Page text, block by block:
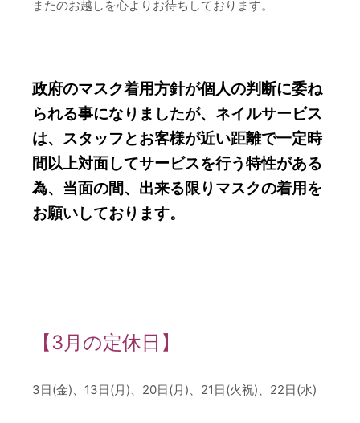
またのお越しを心よりお待ちしております。
政府のマスク着用方針が個人の判断に委ね
られる事になりましたが、ネイルサービス
は、スタッフとお客様が近い距離で一定時
間以上対面してサービスを行う特性がある
為、当面の間、出来る限りマスクの着用を
お願いしております。
【3月の定休日】
3日(金)、13日(月)、20日(月)、21日(火祝)、22日(水)